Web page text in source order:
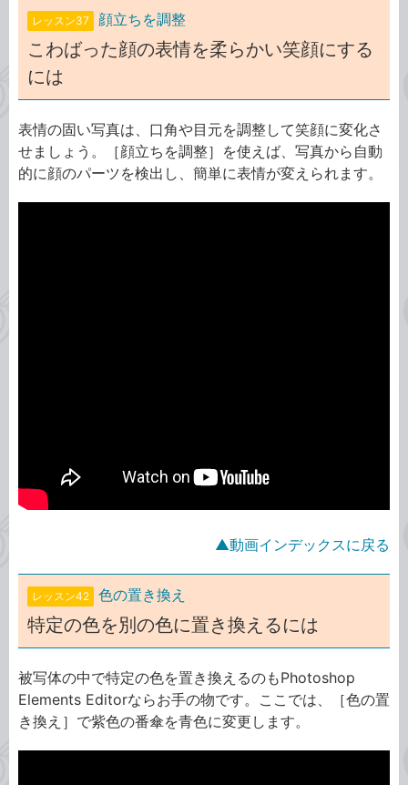
レッスン37 顔立ちを調整
こわばった顔の表情を柔らかい笑顔にする
には
表情の固い写真は、口角や目元を調整して笑顔に変化さ
せましょう。［顔立ちを調整］を使えば、写真から自動
的に顔のパーツを検出し、簡単に表情が変えられます。
▲動画インデックスに戻る
レッスン42 色の置き換え
特定の色を別の色に置き換えるには
被写体の中で特定の色を置き換えるのもPhotoshop
Elements Editorならお手の物です。ここでは、［色の置
き換え］で紫色の番傘を青色に変更します。